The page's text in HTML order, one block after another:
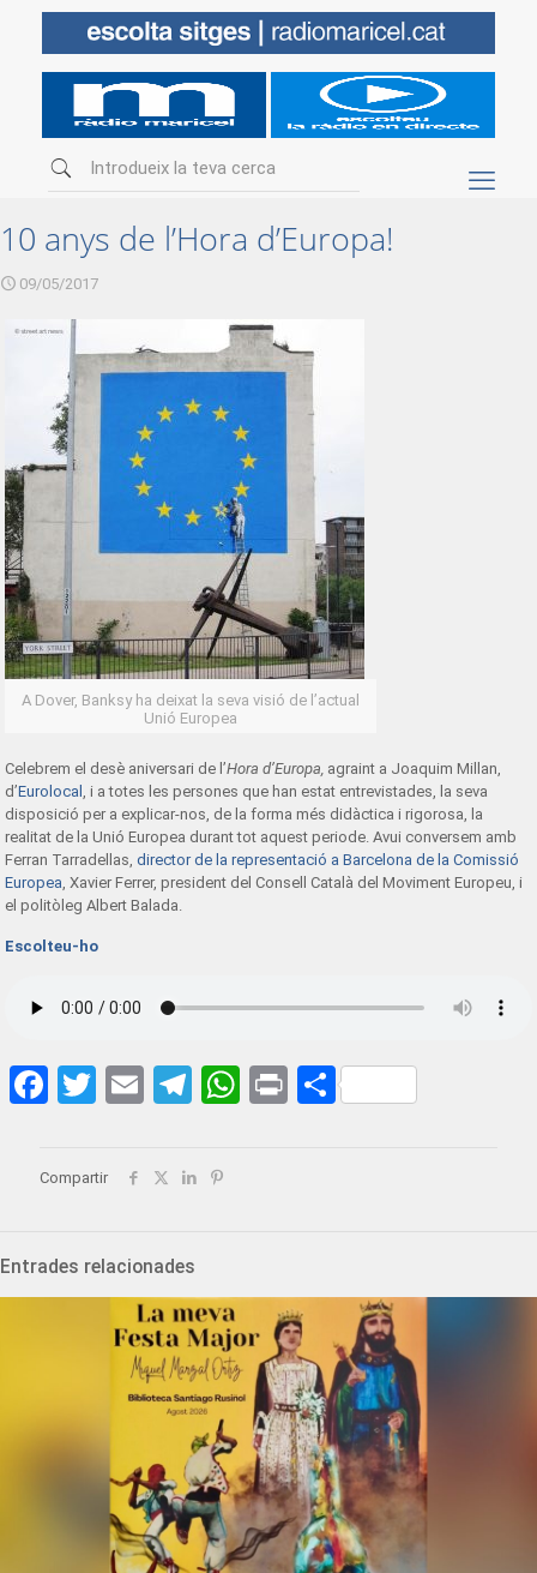
10 anys de l’Hora d’Europa!
09/05/2017
A Dover, Banksy ha deixat la seva visió de l’actual
Unió Europea
Celebrem el desè aniversari de l’Hora d’Europa, agraint a Joaquim Millan,
d’Eurolocal, i a totes les persones que han estat entrevistades, la seva
disposició per a explicar-nos, de la forma més didàctica i rigorosa, la
realitat de la Unió Europea durant tot aquest periode. Avui conversem amb
Ferran Tarradellas,director de la representació a Barcelona de la Comissió
Europea, Xavier Ferrer, president del Consell Català del Moviment Europeu, i
el politòleg Albert Balada.
Escolteu-ho
Facebook
Twitter
EmailTelegram
WhatsApp
PrintShare
Compartir
Entrades relacionades